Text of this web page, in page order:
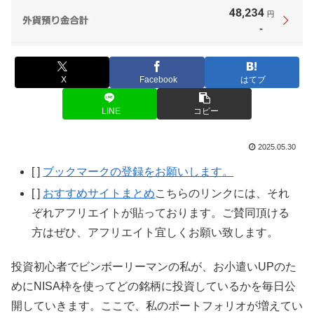
X Facebook はてブ
LINE コピー
2025.05.30
[ ] ブックマークの登録をお願いします。
[ ] おすすめサイトまとめこちらのリンクには、それ
ぞれアフリエイトが貼っております。ご賛同頂ける
方はぜひ、アフリエイト宜しくお願い致します。
投資初心者でビンボーリーマンの私が、お小遣いUPのた
めにNISA枠を使ってどの銘柄に投資しているかを毎日公
開していきます。ここで、私のポートフォリオが増えてい